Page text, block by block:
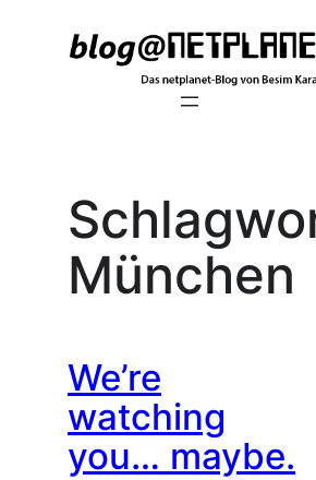
München
We’re
watching
you… maybe.